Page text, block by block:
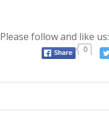
Please follow and like us:
0